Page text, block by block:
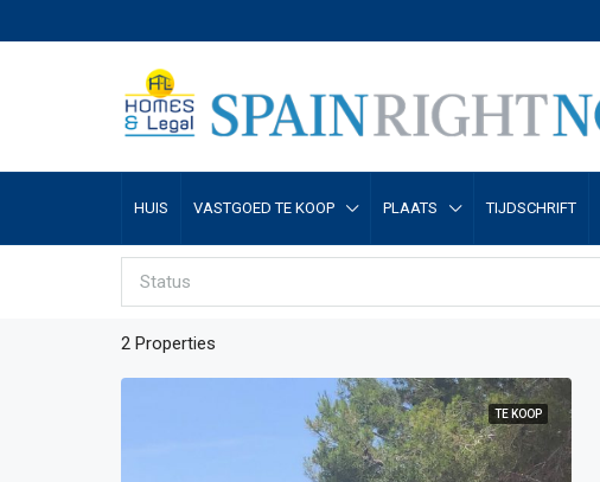
HUIS VASTGOED TE KOOP PLAATS TIJDSCHRIFT
Status
2 Properties
TE KOOP